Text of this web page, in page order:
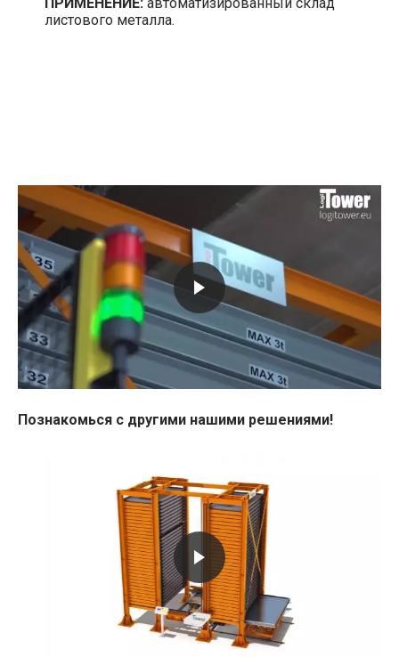
листового металла.
Познакомься с другими нашими решениями!